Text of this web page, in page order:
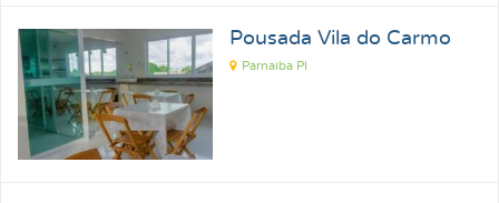
Pousada Vila do Carmo
Parnaíba PI